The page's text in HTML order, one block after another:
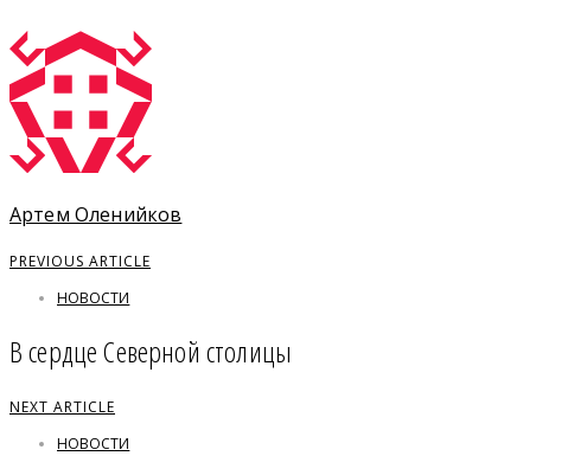
Артем Оленийков
PREVIOUS ARTICLE
НОВОСТИ
В сердце Северной столицы
NEXT ARTICLE
НОВОСТИ